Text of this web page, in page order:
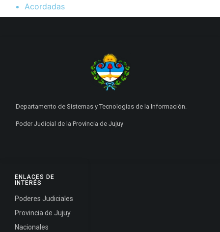
Acordadas
ENLACES DE
INTERÉS
Poderes Judiciales
Provincia de Jujuy
Nacionales
Departamento de Sistemas y Tecnologías de la Información.
Poder Judicial de la Provincia de Jujuy